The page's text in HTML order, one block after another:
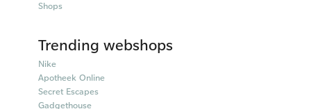
Shops
Trending webshops
Nike
Apotheek Online
Secret Escapes
Gadgethouse